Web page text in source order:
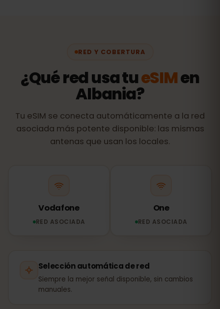
RED Y COBERTURA
¿Qué red usa tueSIMen
Albania?
Tu eSIM se conecta automáticamente a la red
asociada más potente disponible: las mismas
antenas que usan los locales.
Vodafone
RED ASOCIADA
One
RED ASOCIADA
Selección automática de red
Siempre la mejor señal disponible, sin cambios
manuales.